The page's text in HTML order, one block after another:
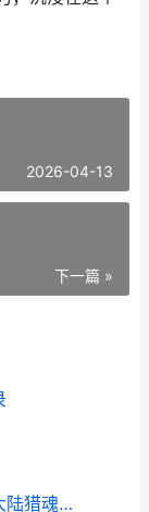
2026-04-13
下一篇 »
斗罗大陆猎魂世界独孤博最牛吗 斗罗大陆猎魂世界官方版下载